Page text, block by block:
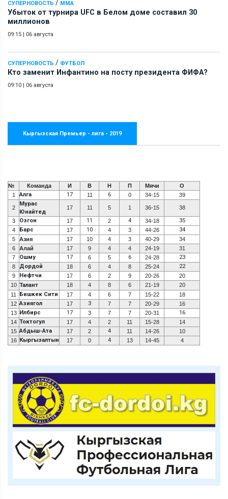
СУПЕРНОВОСТЬ / ММА
Убыток от турнира UFC в Белом доме составил 30
миллионов
09:15 | 06 августа
СУПЕРНОВОСТЬ / ФУТБОЛ
Кто заменит Инфантино на посту президента ФИФА?
09:10 | 06 августа
Кыргызская Премьер - лига - 2019
№ Команда И В Н П Мячи
О
1
Алга 17 11 6 0 34-15 39
2
Мурас
Юнайтед
17 11 5 1 36-15 38
3 Озгон 17 11 2 4 34-18 35
4 Барс 17 10 4 3 44-26 34
5 Азия 17 10 4 3 40-29
34
6
Алай 17 9 4 4 24-19
31
7
Ошму 17 6 5 6 24-28 23
8 Дордой 18 6 4 8 25-24 22
9 Нефтчи 17 6 2 9 20-26
20
10 Талант 18 4 8 6 21-19
20
11
Бишкек Сити 17 4 6 7 15-22
18
12 Азиягол 17 3 7 7 20-29
16
13 Илбирс 17 3 7 7 20-31 16
14 Токтогул 17 4 2 11 15-28
14
15 Абдыш-Ата 17 2 4 11 14-26
10
16 Кыргызалтын 17 0 4 13 14-45 4